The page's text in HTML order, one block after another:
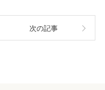
次の記事